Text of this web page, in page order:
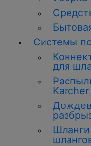
Системы
для
Karcher